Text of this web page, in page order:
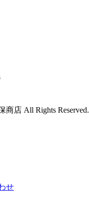
店 All Rights Reserved.
せ